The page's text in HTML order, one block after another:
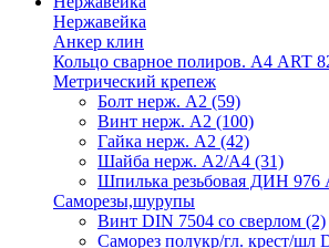
Нержавейка
Анкер клин
Кольцо сварное полиров. А4 ART
Метрический крепеж
Болт нерж. А2 (59)
Винт нерж. А2 (100)
Гайка нерж. А2 (42)
Шайба нерж. А2/А4 (31)
Шпилька резьбовая ДИН 976
Саморезы,шурупы
Винт DIN 7504 со сверлом (2)
Саморез полукр/гл. крест/шл